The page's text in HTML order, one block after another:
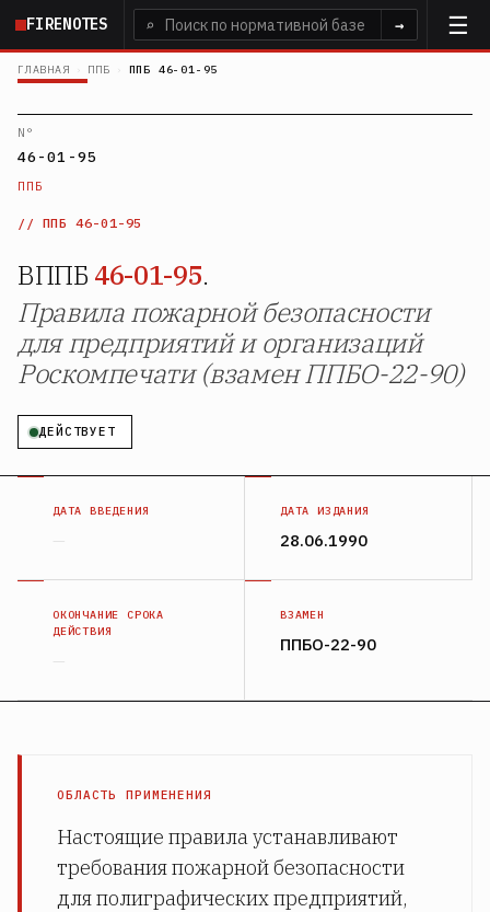
Перейти
основному
FIRENOTES ⌕ →
ГЛАВНАЯ › ППБ › ППБ 46-01-95
N°
46-01-95
ППБ
ППБ 46-01-95
ВППБ 46-01-95.
Правила пожарной безопасности
для предприятий и организаций
Роскомпечати (взамен ППБО-22-90)
ДЕЙСТВУЕТ
ДАТА ВВЕДЕНИЯ
—
ДАТА ИЗДАНИЯ
28.06.1990
ОКОНЧАНИЕ СРОКА
ДЕЙСТВИЯ
—
ВЗАМЕН
ППБО-22-90
ОБЛАСТЬ ПРИМЕНЕНИЯ
Настоящие правила устанавливают
требования пожарной безопасности
для полиграфических предприятий,